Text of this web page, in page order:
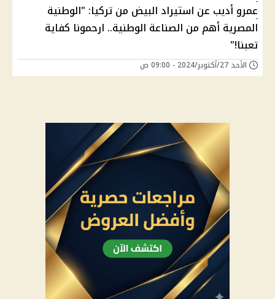
عمرو أديب عن استيراد البيض من تركيا: "الوطنية
المصرية أهم من الصناعة الوطنية.. ارحمونا كفاية
تعبنا!"
الأحد 27/أكتوبر/2024 - 09:00 ص